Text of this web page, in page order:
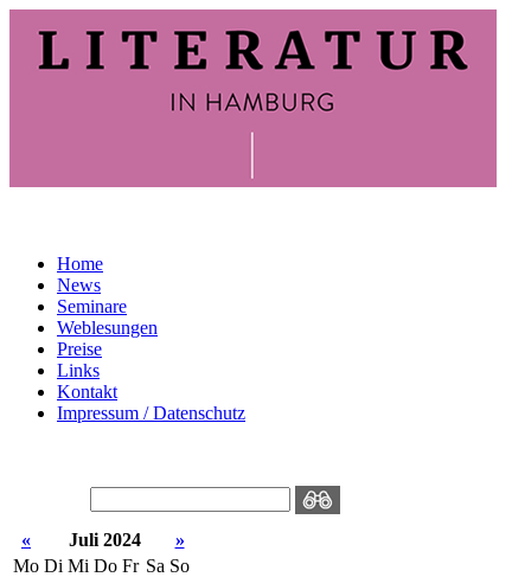
Home
News
Seminare
Weblesungen
Preise
Links
Kontakt
Impressum / Datenschutz
« Juli 2024
»
Mo Di Mi Do Fr Sa So